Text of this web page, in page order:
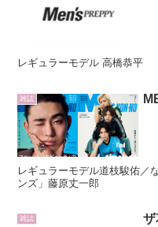
レギュラーモデル 高橋恭平
雑誌
レギュラーモデル道枝駿佑／
ンズ」藤原丈一郎
雑誌
ザ